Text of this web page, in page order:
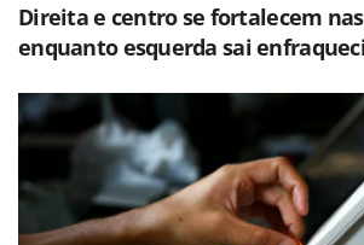
Direita e centro se fortalecem
enquanto esquerda sai